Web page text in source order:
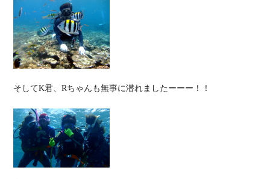
そしてK君、Rちゃんも無事に潜れましたーーー！！